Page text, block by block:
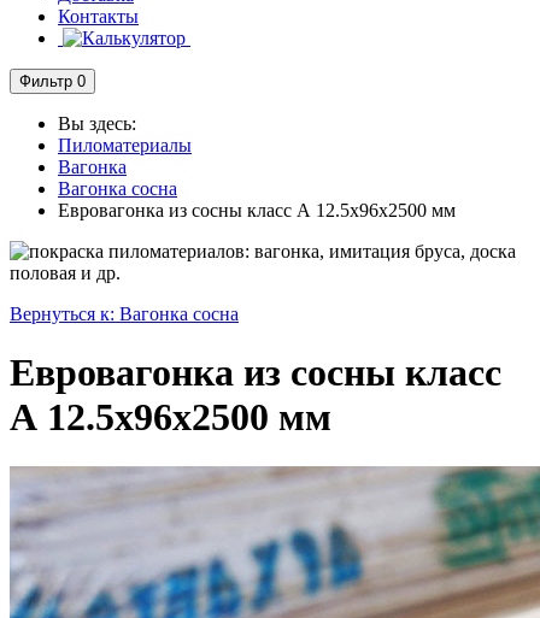
Контакты
Фильтр 0
Вы здесь:
Пиломатериалы
Вагонка
Вагонка сосна
Евровагонка из сосны класс А 12.5x96x2500 мм
Вернуться к: Вагонка сосна
Евровагонка из сосны класс
А 12.5x96x2500 мм